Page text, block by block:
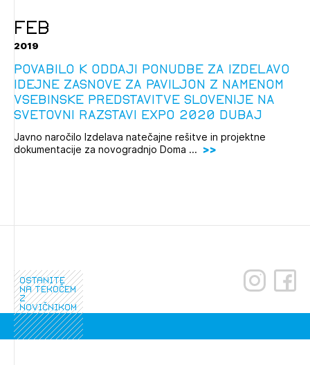
Izbrana vsebina je namenjena le ZAPS
registriranim uporabnikom. Da lahko do nje
dostopate, se je potrebno prijaviti.
PRIJAVITE SE REGISTRIRAJTE SE
FEB
2019
POVABILO K ODDAJI PONUDBE ZA IZDELAVO
IDEJNE ZASNOVE ZA PAVILJON Z NAMENOM
VSEBINSKE PREDSTAVITVE SLOVENIJE NA
SVETOVNI RAZSTAVI EXPO 2020 DUBAJ
Javno naročilo Izdelava natečajne rešitve in projektne
dokumentacije za novogradnjo Doma ...
ostanite
na tekočem
z
novičnikom